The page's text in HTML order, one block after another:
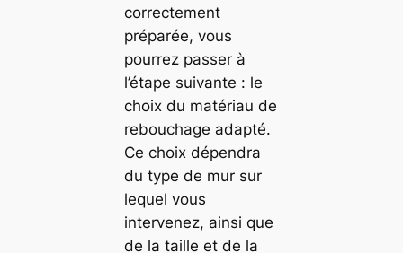
correctement
préparée, vous
pourrez passer à
l’étape suivante : le
choix du matériau de
rebouchage adapté.
Ce choix dépendra
du type de mur sur
lequel vous
intervenez, ainsi que
de la taille et de la